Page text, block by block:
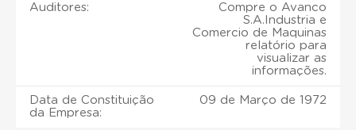
Auditores:
Compre o Avanco
S.A.Industria e
Comercio de Maquinas
relatório para
visualizar as
informações.
Data de Constituição
da Empresa:
09 de Março de 1972